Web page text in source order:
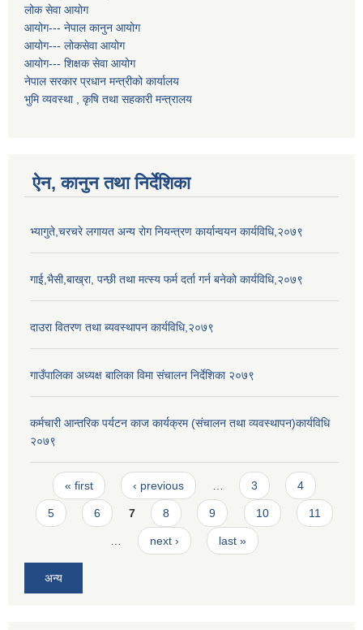
लोक सेवा आयोग
आयोग--- नेपाल कानुन आयोग
आयोग--- लोकसेवा आयोग
आयोग--- शिक्षक सेवा आयोग
नेपाल सरकार प्रधान मन्त्रीको कार्यालय
भुमि व्यवस्था , कृषि तथा सहकारी मन्त्रालय
ऐन, कानुन तथा निर्देशिका
भ्यागुते,चरचरे लगायत अन्य रोग नियन्त्रण कार्यान्वयन कार्यविधि,२०७९
गाई,भैसी,बाख्रा, पन्छी तथा मत्स्य फर्म दर्ता गर्न बनेको कार्यविधि,२०७९
दाउरा वितरण तथा ब्यवस्थापन कार्यविधि,२०७९
गाउँपालिका अध्यक्ष बालिका विमा संचालन निर्देशिका २०७९
कर्मचारी आन्तरिक पर्यटन काज कार्यक्रम (संचालन तथा व्यवस्थापन)कार्यविधि
२०७९
Pages
« first ‹ previous 3 4
5 6 7 8 9 10 11
next › last »
अन्य